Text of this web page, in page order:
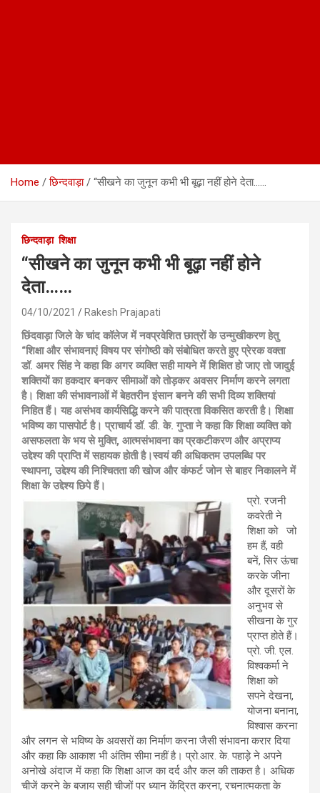
Home छिन्दवाड़ा “सीखने का जुनून कभी भी बूढ़ा नहीं होने देता……
छिन्दवाड़ा शिक्षा
“सीखने का जुनून कभी भी बूढ़ा नहीं होने
देता……
04/10/2021 Rakesh Prajapati
छिंदवाड़ा जिले के चांद कॉलेज में नवप्रवेशित छात्रों के उन्मुखीकरण हेतु
“शिक्षा और संभावनाएं विषय पर संगोष्ठी को संबोधित करते हुए प्रेरक वक्ता
डॉ. अमर सिंह ने कहा कि अगर व्यक्ति सही मायने में शिक्षित हो जाए तो जादुई
शक्तियों का हकदार बनकर सीमाओं को तोड़कर अवसर निर्माण करने लगता
है। शिक्षा की संभावनाओं में बेहतरीन इंसान बनने की सभी दिव्य शक्तियां
निहित हैं। यह असंभव कार्यसिद्धि करने की पात्रता विकसित करती है। शिक्षा
भविष्य का पासपोर्ट है। प्राचार्य डॉ. डी. के. गुप्ता ने कहा कि शिक्षा व्यक्ति को
असफलता के भय से मुक्ति, आत्मसंभावना का प्रकटीकरण और अप्राप्य
उद्देश्य की प्राप्ति में सहायक होती है।स्वयं की अधिकतम उपलब्धि पर
स्थापना, उद्देश्य की निश्चितता की खोज और कंफर्ट जोन से बाहर निकालने में
शिक्षा के उद्देश्य छिपे हैं।
प्रो. रजनी
कवरेती ने
शिक्षा को जो
हम हैं, वही
बनें, सिर ऊंचा
करके जीना
और दूसरों के
अनुभव से
सीखना के गुर
प्राप्त होते हैं।
प्रो. जी. एल.
विश्वकर्मा ने
शिक्षा को
सपने देखना,
योजना बनाना,
विश्वास करना
और लगन से भविष्य के अवसरों का निर्माण करना जैसी संभावना करार दिया
और कहा कि आकाश भी अंतिम सीमा नहीं है। प्रो.आर. के. पहाड़े ने अपने
अनोखे अंदाज में कहा कि शिक्षा आज का दर्द और कल की ताकत है। अधिक
चीजें करने के बजाय सही चीजों पर ध्यान केंद्रित करना, रचनात्मकता के